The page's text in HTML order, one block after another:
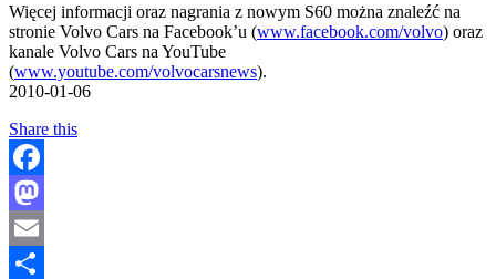
Więcej informacji oraz nagrania z nowym S60 można znaleźć na
stronie Volvo Cars na Facebook’u (www.facebook.com/volvo) oraz
kanale Volvo Cars na YouTube
(www.youtube.com/volvocarsnews).
2010-01-06
Share this
Facebook
Mastodon
Email